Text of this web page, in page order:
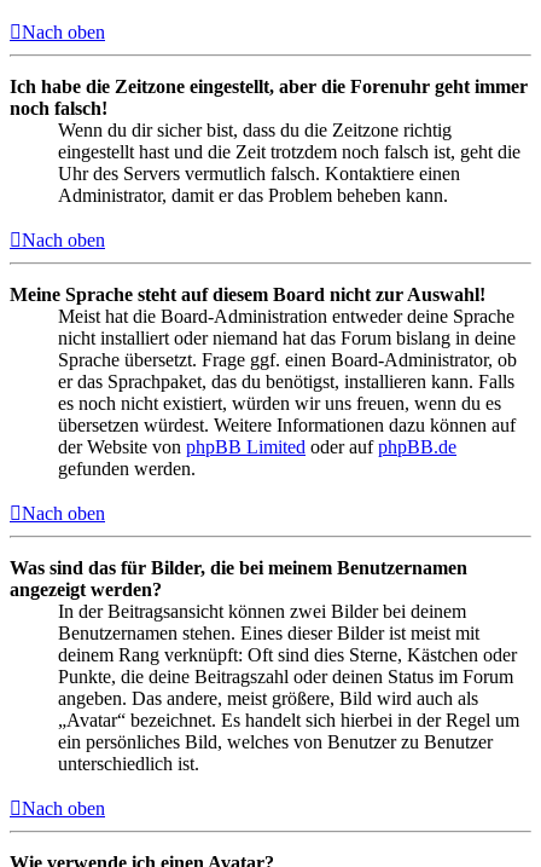
Nach oben
Ich habe die Zeitzone eingestellt, aber die Forenuhr geht immer
noch falsch!
Wenn du dir sicher bist, dass du die Zeitzone richtig
eingestellt hast und die Zeit trotzdem noch falsch ist, geht die
Uhr des Servers vermutlich falsch. Kontaktiere einen
Administrator, damit er das Problem beheben kann.
Nach oben
Meine Sprache steht auf diesem Board nicht zur Auswahl!
Meist hat die Board-Administration entweder deine Sprache
nicht installiert oder niemand hat das Forum bislang in deine
Sprache übersetzt. Frage ggf. einen Board-Administrator, ob
er das Sprachpaket, das du benötigst, installieren kann. Falls
es noch nicht existiert, würden wir uns freuen, wenn du es
übersetzen würdest. Weitere Informationen dazu können auf
der Website von phpBB Limited oder aufphpBB.de
gefunden werden.
Nach oben
Was sind das für Bilder, die bei meinem Benutzernamen
angezeigt werden?
In der Beitragsansicht können zwei Bilder bei deinem
Benutzernamen stehen. Eines dieser Bilder ist meist mit
deinem Rang verknüpft: Oft sind dies Sterne, Kästchen oder
Punkte, die deine Beitragszahl oder deinen Status im Forum
angeben. Das andere, meist größere, Bild wird auch als
„Avatar“ bezeichnet. Es handelt sich hierbei in der Regel um
ein persönliches Bild, welches von Benutzer zu Benutzer
unterschiedlich ist.
Nach oben